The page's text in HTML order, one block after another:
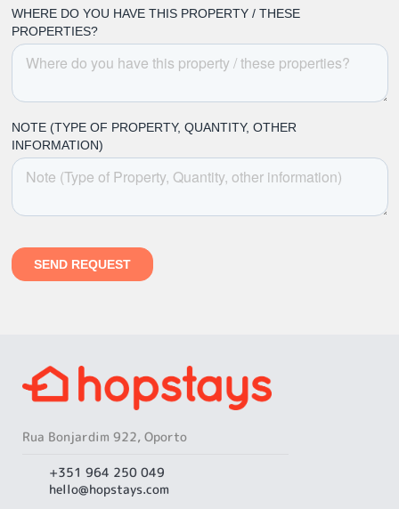
Rua Bonjardim 922, Oporto
+351 964 250 049
hello@hopstays.com